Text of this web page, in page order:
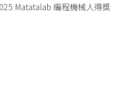
Matatalab 編程機械人得獎